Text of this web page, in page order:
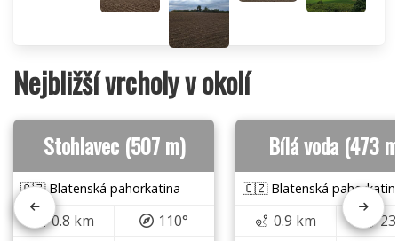
Nejbližší vrcholy v okolí
Stohlavec (507 m)
🇨🇿 Blatenská pahorkatina
0.8 km
110°
Bílá voda (473
🇨🇿 Blatenská
0.9 km